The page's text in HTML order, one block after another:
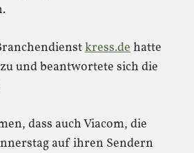
kress.dehatte
und beantwortete sich die
dass auch Viacom, die
auf ihren Sendern